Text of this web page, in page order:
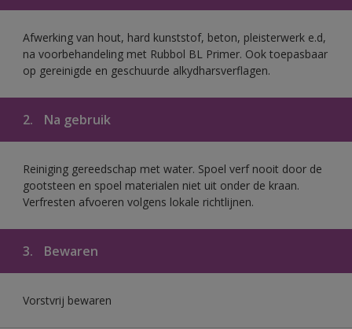
Afwerking van hout, hard kunststof, beton, pleisterwerk e.d,
na voorbehandeling met Rubbol BL Primer. Ook toepasbaar
op gereinigde en geschuurde alkydharsverflagen.
2. Na gebruik
Reiniging gereedschap met water. Spoel verf nooit door de
gootsteen en spoel materialen niet uit onder de kraan.
Verfresten afvoeren volgens lokale richtlijnen.
3. Bewaren
Vorstvrij bewaren